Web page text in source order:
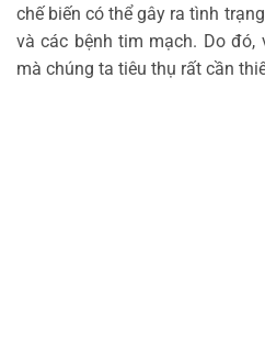
chế biến có thể gây ra tình
và các bệnh tim mạch. Do
mà chúng ta tiêu thụ rất cần